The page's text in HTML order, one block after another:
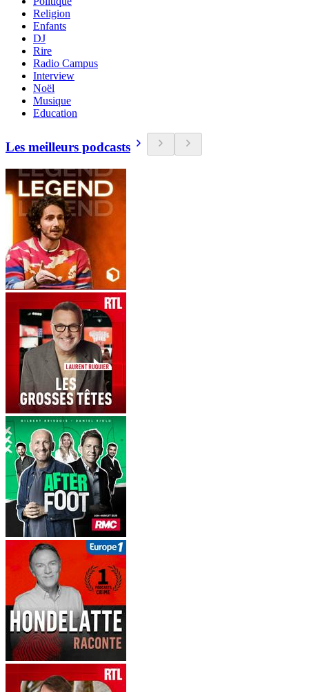
Religion
Enfants
DJ
Rire
Radio Campus
Interview
Noël
Musique
Education
Les meilleurs podcasts